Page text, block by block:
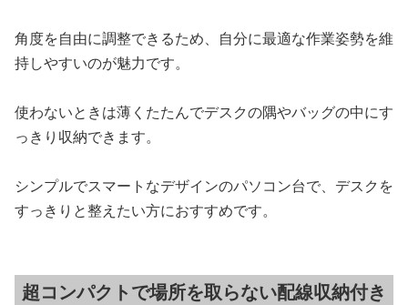
角度を自由に調整できるため、自分に最適な作業姿勢を維
持しやすいのが魅力です。
使わないときは薄くたたんでデスクの隅やバッグの中にす
っきり収納できます。
シンプルでスマートなデザインのパソコン台で、デスクを
すっきりと整えたい方におすすめです。
超コンパクトで場所を取らない配線収納付き